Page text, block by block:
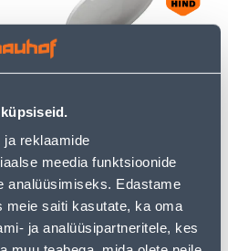
reklaamide
meedia funktsioonide
analüüsimiseks. Edastame
meie saiti kasutate, ka oma
ja analüüsipartneritele, kes
LASTEISTEGA VAIKSELT
SULGUV PLASTIK VALGE
28.99 €
КАМПАНИЯ